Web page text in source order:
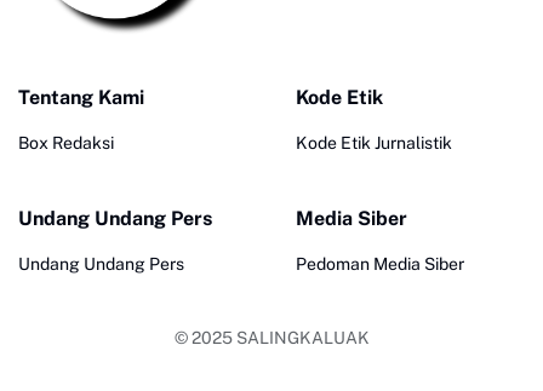
Tentang Kami
Box Redaksi
Kode Etik
Kode Etik Jurnalistik
Undang Undang Pers
Undang Undang Pers
Media Siber
Pedoman Media Siber
© 2025 SALINGKALUAK